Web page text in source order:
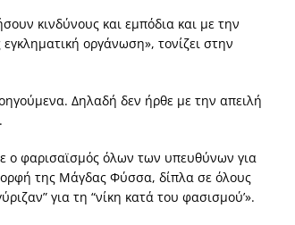
κοινοβουλευτικός έγινε
(πολύ) ανοιχτή ακόμη. Προς αναμέτρηση
κινδύνους και εμπόδια και με την
οργάνωση», τονίζει στην
Δηλαδή δεν ήρθε με την απειλή
ο φαρισαϊσμός όλων των υπευθύνων για
της Μάγδας Φύσσα, δίπλα σε όλους
για τη “νίκη κατά του φασισμού’».